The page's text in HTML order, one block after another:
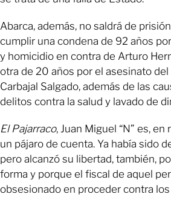
Abarca, además, no saldrá de
cumplir una condena de 92 años
y homicidio en contra de Arturo
otra de 20 años por el asesinato
Carbajal Salgado, además de las
delitos contra la salud y lavado de
El Pajarraco, Juan Miguel “N” es,
un pájaro de cuenta. Ya había sido
pero alcanzó su libertad, también,
forma y porque el fiscal de aquel
obsesionado en proceder contra